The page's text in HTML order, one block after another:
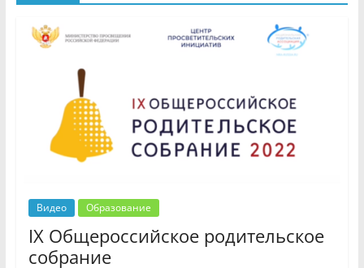
Видео Образование
IX Общероссийское родительское
собрание